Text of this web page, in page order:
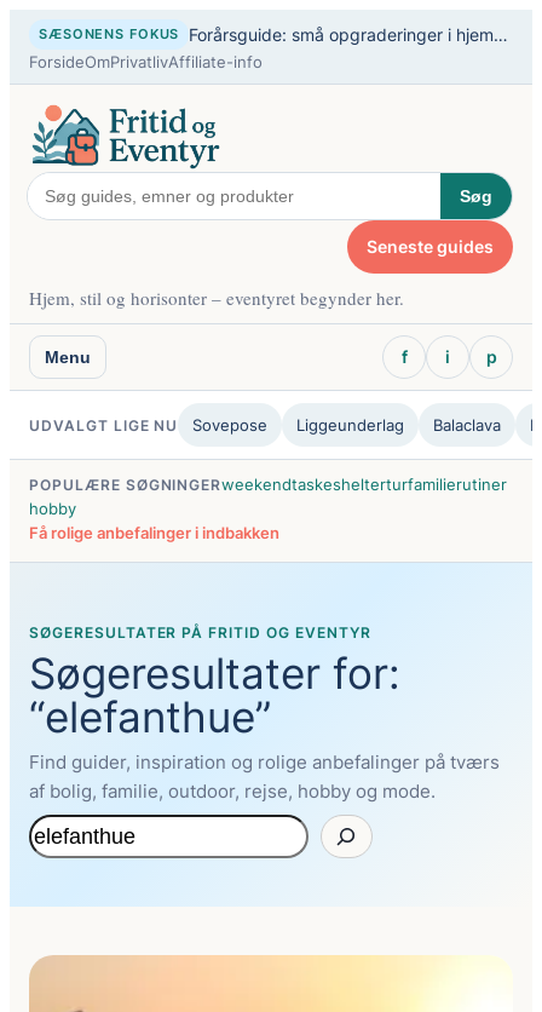
indhold
SÆSONENS FOKUS Forårsguide: små opgraderinger i hjem og fritid
ForsideOmPrivatlivAffiliate-info
Søg
Seneste guides
Hjem, stil og horisonter – eventyret begynder her.
Menu f i p
UDVALGT LIGE NU Sovepose Liggeunderlag Balaclava
POPULÆRE SØGNINGERweekendtaskeshelterturfamilierutiner
hobby
Få rolige anbefalinger i indbakken
SØGERESULTATER PÅ FRITID OG EVENTYR
Søgeresultater for:
“elefanthue”
Find guider, inspiration og rolige anbefalinger på tværs
af bolig, familie, outdoor, rejse, hobby og mode.
Søg